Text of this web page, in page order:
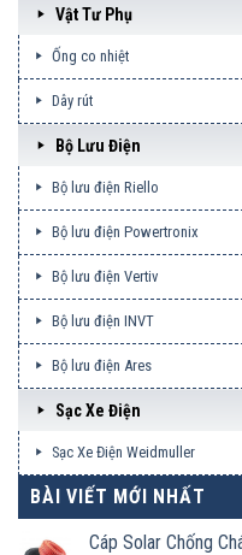
Vật Tư Phụ
Ống co nhiệt
Dây rút
Bộ Lưu Điện
Bộ lưu điện Riello
Bộ lưu điện Powertronix
Bộ lưu điện Vertiv
Bộ lưu điện INVT
Bộ lưu điện Ares
Sạc Xe Điện
Sạc Xe Điện Weidmuller
BÀI VIẾT MỚI NHẤT
Cáp Solar Chống